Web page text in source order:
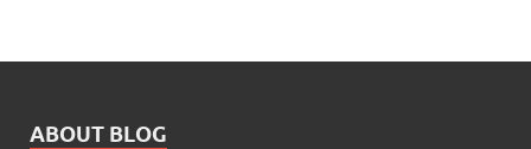
ABOUT BLOG